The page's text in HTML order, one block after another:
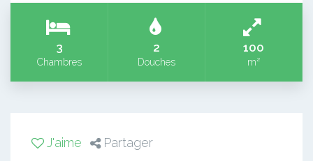
3
Chambres
2
Douches
100
m²
J'aime Partager